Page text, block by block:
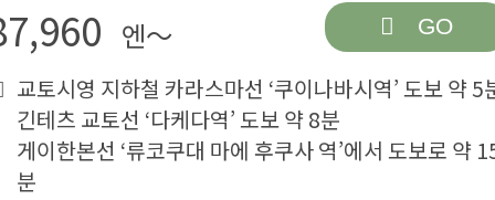
엔～ GO
교토시영 지하철 카라스마선 ‘쿠이나바시역’ 도보 약 5
긴테츠 교토선 ‘다케다역’ 도보 약 8분
게이한본선 ‘류코쿠대 마에 후쿠사 역’에서 도보로 약
분